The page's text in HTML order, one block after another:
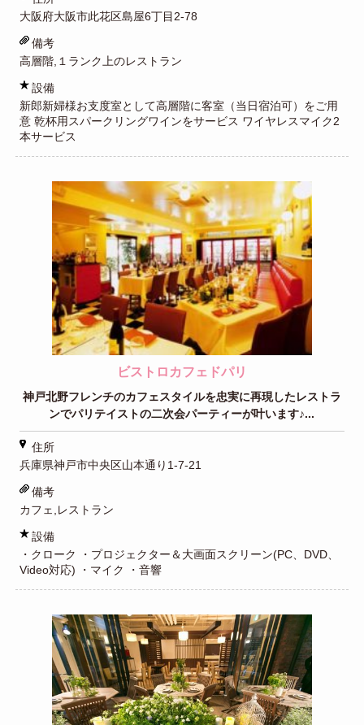
大阪府大阪市此花区島屋6丁目2-78
備考
高層階,１ランク上のレストラン
設備
新郎新婦様お支度室として高層階に客室（当日宿泊可）をご用
意 乾杯用スパークリングワインをサービス ワイヤレスマイク2
本サービス
ビストロカフェドパリ
神戸北野フレンチのカフェスタイルを忠実に再現したレストラ
ンでパリテイストの二次会パーティーが叶います♪...
住所
兵庫県神戸市中央区山本通り1-7-21
備考
カフェ,レストラン
設備
・クローク ・プロジェクター＆大画面スクリーン(PC、DVD、
Video対応) ・マイク ・音響